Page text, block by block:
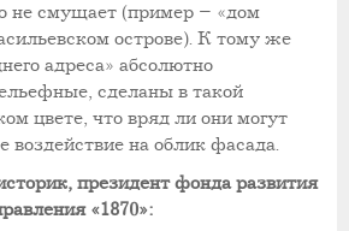
не смущает (пример – «дом
острове). К тому же
адреса» абсолютно
сделаны в такой
цвете, что вряд ли они могут
воздействие на облик фасада.
президент фонда развития
«1870»: